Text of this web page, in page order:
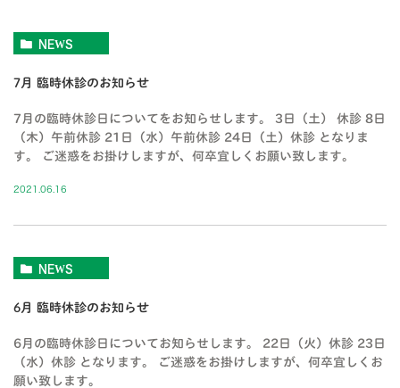
NEWS
7月 臨時休診のお知らせ
7月の臨時休診日についてをお知らせします。 3日（土） 休診 8日
（木）午前休診 21日（水）午前休診 24日（土）休診 となりま
す。 ご迷惑をお掛けしますが、何卒宜しくお願い致します。
2021.06.16
NEWS
6月 臨時休診のお知らせ
6月の臨時休診日についてお知らせします。 22日（火）休診 23日
（水）休診 となります。 ご迷惑をお掛けしますが、何卒宜しくお
願い致します。